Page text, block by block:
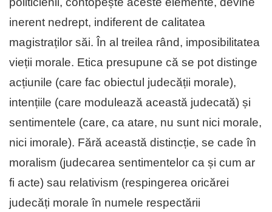
inerent nedrept, indiferent de calitatea
magistraților săi. În al treilea rând, imposibilitatea
vieții morale. Etica presupune că se pot distinge
acțiunile (care fac obiectul judecății morale),
intențiile (care modulează această judecată) și
sentimentele (care, ca atare, nu sunt nici morale,
nici imorale). Fără această distincție, se cade în
moralism (judecarea sentimentelor ca și cum ar
fi acte) sau relativism (respingerea oricărei
judecăți morale în numele respectării